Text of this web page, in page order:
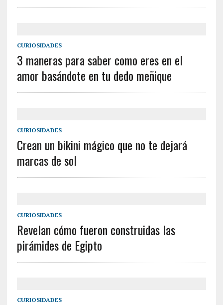
CURIOSIDADES
3 maneras para saber como eres en el
amor basándote en tu dedo meñique
CURIOSIDADES
Crean un bikini mágico que no te dejará
marcas de sol
CURIOSIDADES
Revelan cómo fueron construidas las
pirámides de Egipto
CURIOSIDADES